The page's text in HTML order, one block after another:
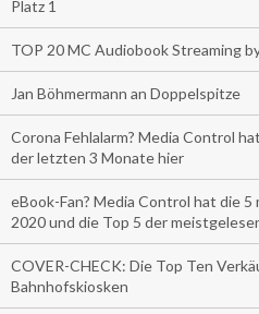
Platz 1
TOP 20 MC Audiobook Streaming
Jan Böhmermann an Doppelspitze
Corona Fehlalarm? Media Control
der letzten 3 Monate hier
eBook-Fan? Media Control hat die
2020 und die Top 5 der
COVER-CHECK: Die Top Ten
Bahnhofskiosken